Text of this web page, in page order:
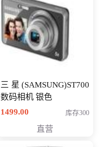
三星(SAMSUNG)ST700
数码相机 银色
1499.00
库存300
直营